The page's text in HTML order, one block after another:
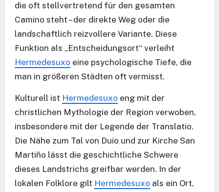
die oft stellvertretend für den gesamten
Camino steht – der direkte Weg oder die
landschaftlich reizvollere Variante. Diese
Funktion als „Entscheidungsort“ verleiht
Hermedesuxo eine psychologische Tiefe, die
man in größeren Städten oft vermisst.
Kulturell ist Hermedesuxo eng mit der
christlichen Mythologie der Region verwoben,
insbesondere mit der Legende der Translatio.
Die Nähe zum Tal von Duio und zur Kirche San
Martiño lässt die geschichtliche Schwere
dieses Landstrichs greifbar werden. In der
lokalen Folklore gilt Hermedesuxo als ein Ort,